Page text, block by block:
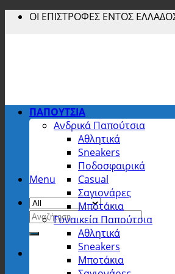
Skip ΟΙ ΕΠΙΣΤΡΟΦΕΣ ΕΝΤΟΣ
Menu
Αναζήτηση
για:
ΠΑΠΟΥΤΣΙΑ
Ανδρικά Παπούτσια
Αθλητικά
Sneakers
Ποδοσφαιρικά
Casual
Σαγιονάρες
Μποτάκια
Γυναικεία Παπούτσια
Αθλητικά
Sneakers
Μποτάκια